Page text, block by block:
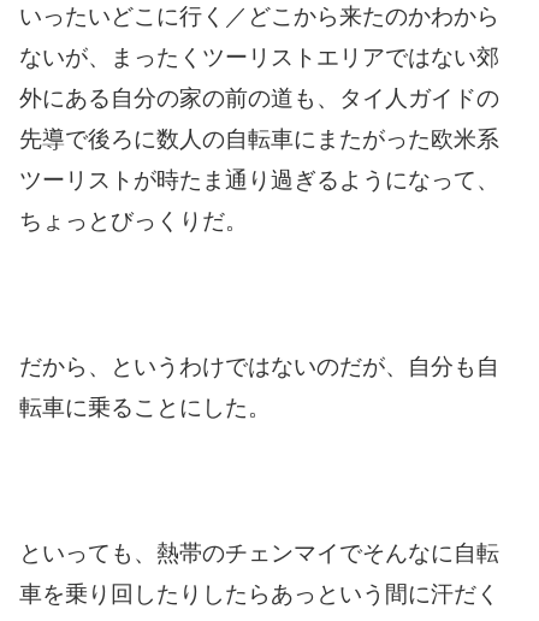
いったいどこに行く／どこから来たのかわから
ないが、まったくツーリストエリアではない郊
外にある自分の家の前の道も、タイ人ガイドの
先導で後ろに数人の自転車にまたがった欧米系
ツーリストが時たま通り過ぎるようになって、
ちょっとびっくりだ。
だから、というわけではないのだが、自分も自
転車に乗ることにした。
といっても、熱帯のチェンマイでそんなに自転
車を乗り回したりしたらあっという間に汗だく